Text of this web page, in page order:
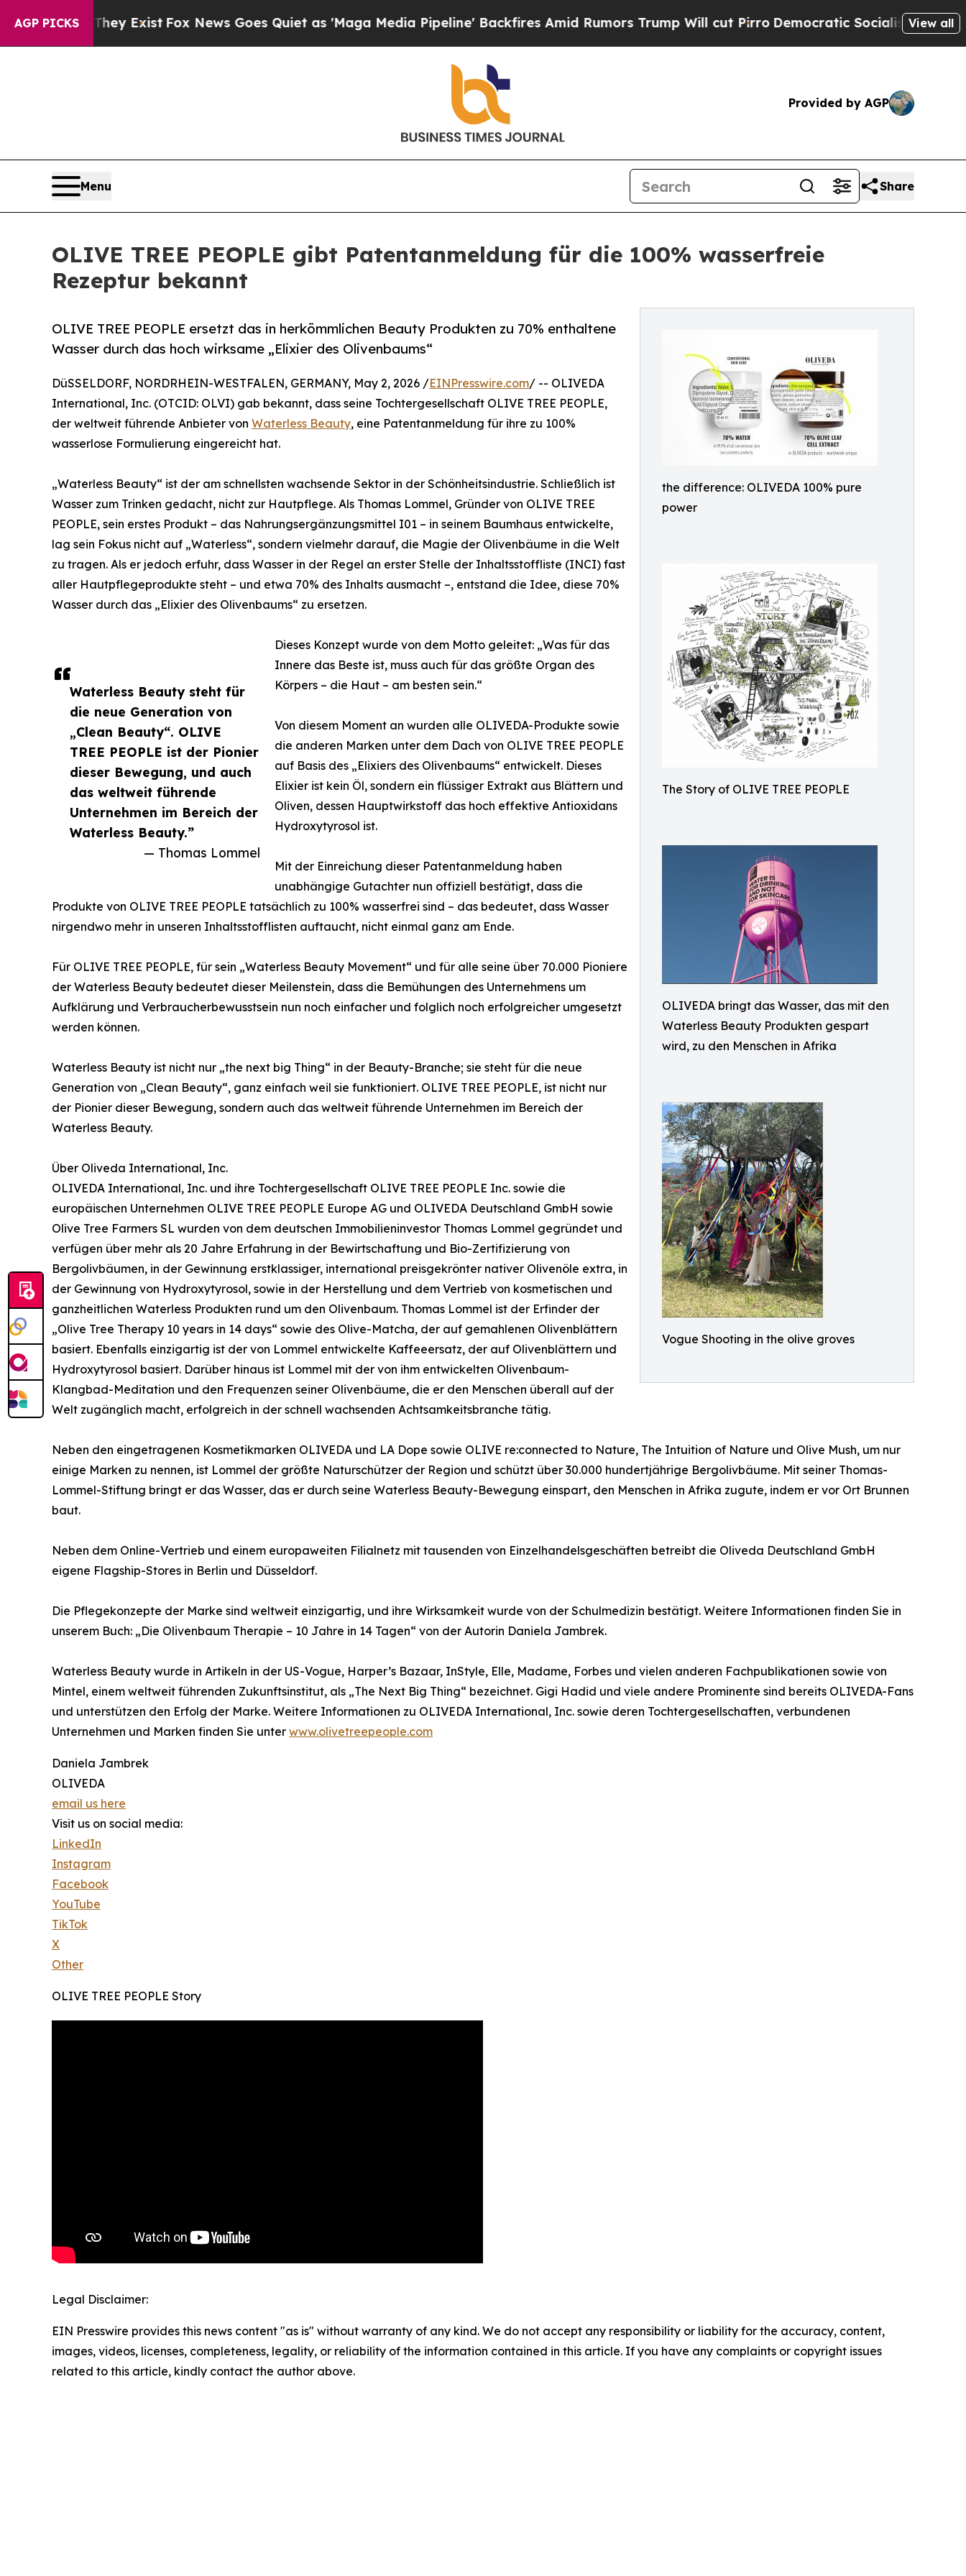
AGP PICKS
ExistFox News Goes Quiet as 'Maga Media Pipeline' Backfires Amid Rumors Trump Will cut PirroDemocratic Socialists of America Propose
View all
Provided by AGP
Menu Share
OLIVE TREE PEOPLE gibt Patentanmeldung für die 100% wasserfreie
Rezeptur bekannt
the difference: OLIVEDA 100% pure
power
The Story of OLIVE TREE PEOPLE
OLIVEDA bringt das Wasser, das mit den
Waterless Beauty Produkten gespart
wird, zu den Menschen in Afrika
Vogue Shooting in the olive groves
OLIVE TREE PEOPLE ersetzt das in herkömmlichen Beauty Produkten zu 70% enthaltene
Wasser durch das hoch wirksame „Elixier des Olivenbaums“
Waterless Beauty steht für
die neue Generation von
„Clean Beauty“. OLIVE
TREE PEOPLE ist der Pionier
dieser Bewegung, und auch
das weltweit führende
Unternehmen im Bereich der
Waterless Beauty.”
— Thomas Lommel
DüSSELDORF, NORDRHEIN-WESTFALEN, GERMANY, May 2, 2026 /EINPresswire.com/ -- OLIVEDA
International, Inc. (OTCID: OLVI) gab bekannt, dass seine Tochtergesellschaft OLIVE TREE PEOPLE,
der weltweit führende Anbieter von Waterless Beauty, eine Patentanmeldung für ihre zu 100%
wasserlose Formulierung eingereicht hat.
„Waterless Beauty“ ist der am schnellsten wachsende Sektor in der Schönheitsindustrie. Schließlich ist
Wasser zum Trinken gedacht, nicht zur Hautpflege. Als Thomas Lommel, Gründer von OLIVE TREE
PEOPLE, sein erstes Produkt – das Nahrungsergänzungsmittel I01 – in seinem Baumhaus entwickelte,
lag sein Fokus nicht auf „Waterless“, sondern vielmehr darauf, die Magie der Olivenbäume in die Welt
zu tragen. Als er jedoch erfuhr, dass Wasser in der Regel an erster Stelle der Inhaltsstoffliste (INCI) fast
aller Hautpflegeprodukte steht – und etwa 70% des Inhalts ausmacht –, entstand die Idee, diese 70%
Wasser durch das „Elixier des Olivenbaums“ zu ersetzen.
Dieses Konzept wurde von dem Motto geleitet: „Was für das
Innere das Beste ist, muss auch für das größte Organ des
Körpers – die Haut – am besten sein.“
Von diesem Moment an wurden alle OLIVEDA-Produkte sowie
die anderen Marken unter dem Dach von OLIVE TREE PEOPLE
auf Basis des „Elixiers des Olivenbaums“ entwickelt. Dieses
Elixier ist kein Öl, sondern ein flüssiger Extrakt aus Blättern und
Oliven, dessen Hauptwirkstoff das hoch effektive Antioxidans
Hydroxytyrosol ist.
Mit der Einreichung dieser Patentanmeldung haben
unabhängige Gutachter nun offiziell bestätigt, dass die
Produkte von OLIVE TREE PEOPLE tatsächlich zu 100% wasserfrei sind – das bedeutet, dass Wasser
nirgendwo mehr in unseren Inhaltsstofflisten auftaucht, nicht einmal ganz am Ende.
Für OLIVE TREE PEOPLE, für sein „Waterless Beauty Movement“ und für alle seine über 70.000 Pioniere
der Waterless Beauty bedeutet dieser Meilenstein, dass die Bemühungen des Unternehmens um
Aufklärung und Verbraucherbewusstsein nun noch einfacher und folglich noch erfolgreicher umgesetzt
werden können.
Waterless Beauty ist nicht nur „the next big Thing“ in der Beauty-Branche; sie steht für die neue
Generation von „Clean Beauty“, ganz einfach weil sie funktioniert. OLIVE TREE PEOPLE, ist nicht nur
der Pionier dieser Bewegung, sondern auch das weltweit führende Unternehmen im Bereich der
Waterless Beauty.
Über Oliveda International, Inc.
OLIVEDA International, Inc. und ihre Tochtergesellschaft OLIVE TREE PEOPLE Inc. sowie die
europäischen Unternehmen OLIVE TREE PEOPLE Europe AG und OLIVEDA Deutschland GmbH sowie
Olive Tree Farmers SL wurden von dem deutschen Immobilieninvestor Thomas Lommel gegründet und
verfügen über mehr als 20 Jahre Erfahrung in der Bewirtschaftung und Bio-Zertifizierung von
Bergolivbäumen, in der Gewinnung erstklassiger, international preisgekrönter nativer Olivenöle extra, in
der Gewinnung von Hydroxytyrosol, sowie in der Herstellung und dem Vertrieb von kosmetischen und
ganzheitlichen Waterless Produkten rund um den Olivenbaum. Thomas Lommel ist der Erfinder der
„Olive Tree Therapy 10 years in 14 days“ sowie des Olive-Matcha, der auf gemahlenen Olivenblättern
basiert. Ebenfalls einzigartig ist der von Lommel entwickelte Kaffeeersatz, der auf Olivenblättern und
Hydroxytyrosol basiert. Darüber hinaus ist Lommel mit der von ihm entwickelten Olivenbaum-
Klangbad-Meditation und den Frequenzen seiner Olivenbäume, die er den Menschen überall auf der
Welt zugänglich macht, erfolgreich in der schnell wachsenden Achtsamkeitsbranche tätig.
Neben den eingetragenen Kosmetikmarken OLIVEDA und LA Dope sowie OLIVE re:connected to Nature, The Intuition of Nature und Olive Mush, um nur
einige Marken zu nennen, ist Lommel der größte Naturschützer der Region und schützt über 30.000 hundertjährige Bergolivbäume. Mit seiner Thomas-
Lommel-Stiftung bringt er das Wasser, das er durch seine Waterless Beauty-Bewegung einspart, den Menschen in Afrika zugute, indem er vor Ort Brunnen
baut.
Neben dem Online-Vertrieb und einem europaweiten Filialnetz mit tausenden von Einzelhandelsgeschäften betreibt die Oliveda Deutschland GmbH
eigene Flagship-Stores in Berlin und Düsseldorf.
Die Pflegekonzepte der Marke sind weltweit einzigartig, und ihre Wirksamkeit wurde von der Schulmedizin bestätigt. Weitere Informationen finden Sie in
unserem Buch: „Die Olivenbaum Therapie – 10 Jahre in 14 Tagen“ von der Autorin Daniela Jambrek.
Waterless Beauty wurde in Artikeln in der US-Vogue, Harper’s Bazaar, InStyle, Elle, Madame, Forbes und vielen anderen Fachpublikationen sowie von
Mintel, einem weltweit führenden Zukunftsinstitut, als „The Next Big Thing“ bezeichnet. Gigi Hadid und viele andere Prominente sind bereits OLIVEDA-Fans
und unterstützen den Erfolg der Marke. Weitere Informationen zu OLIVEDA International, Inc. sowie deren Tochtergesellschaften, verbundenen
Unternehmen und Marken finden Sie unter www.olivetreepeople.com
Daniela Jambrek
OLIVEDA
email us here
Visit us on social media:
LinkedIn
Instagram
Facebook
YouTube
TikTok
X
Other
OLIVE TREE PEOPLE Story
Legal Disclaimer:
EIN Presswire provides this news content "as is" without warranty of any kind. We do not accept any responsibility or liability for the accuracy, content,
images, videos, licenses, completeness, legality, or reliability of the information contained in this article. If you have any complaints or copyright issues
related to this article, kindly contact the author above.